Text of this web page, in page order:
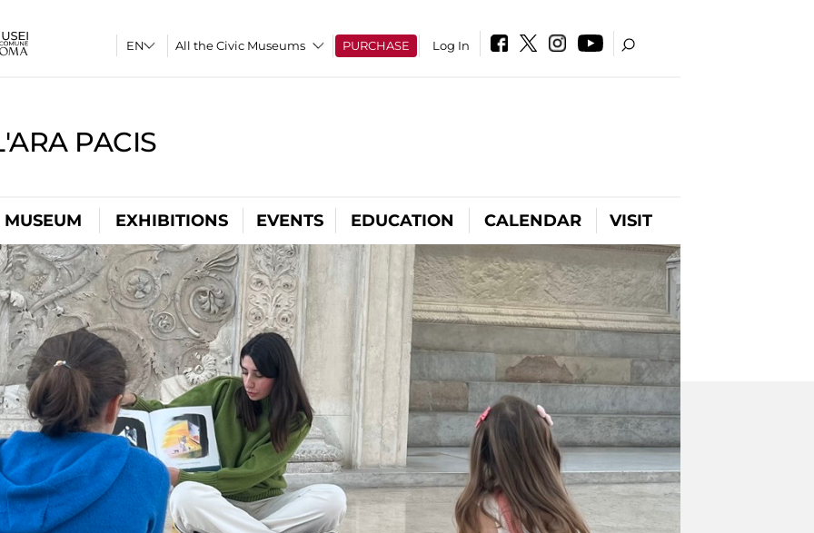
All the Civic Museums PURCHASE Log In
PACIS
EXHIBITIONS EVENTS EDUCATION CALENDAR VISIT